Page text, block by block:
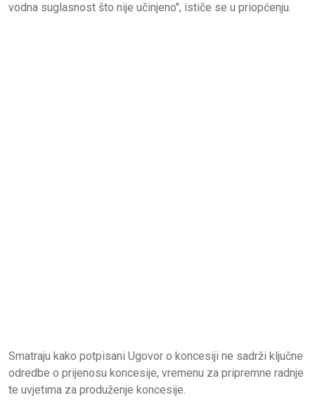
vodna suglasnost što nije učinjeno", ističe se u priopćenju.
Smatraju kako potpisani Ugovor o koncesiji ne sadrži ključne
odredbe o prijenosu koncesije, vremenu za pripremne radnje
te uvjetima za produženje koncesije.